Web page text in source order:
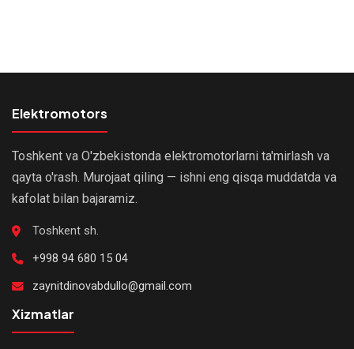
Elektromotors
Toshkent va O'zbekistonda elektromotorlarni ta'mirlash va
qayta o'rash. Murojaat qiling — ishni eng qisqa muddatda va
kafolat bilan bajaramiz.
Toshkent sh.
+998 94 680 15 04
zaynitdinovabdullo@gmail.com
Xizmatlar